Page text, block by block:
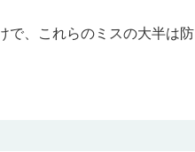
、これらのミスの大半は防